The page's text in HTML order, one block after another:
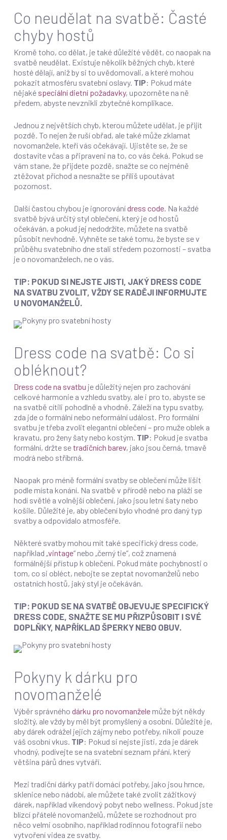
Co neudělat na svatbě: Časté
chyby hostů
Kromě toho, co dělat, je také důležité vědět, co naopak na
svatbě neudělat. Existuje několik běžných chyb, které
hosté dělají, aniž by si to uvědomovali, a které mohou
pokazit atmosféru svatební oslavy. TIP: Pokud máte
nějaké speciální dietní požadavky, upozorněte na ně
předem, abyste nevznikli zbytečné komplikace.
Jednou z největších chyb, kterou můžete udělat, je přijít
pozdě. To nejen že ruší obřad, ale také může zklamat
novomanžele, kteří vás očekávají. Ujistěte se, že se
dostavíte včas a připraveni na to, co vás čeká. Pokud se
vám stane, že přijdete pozdě, snažte se co nejméně
ztěžovat příchod a nesnažte se příliš upoutávat
pozornost.
Další častou chybou je ignorovánídress code. Na každé
svatbě bývá určitý styl oblečení, který je od hostů
očekáván, a pokud jej nedodržíte, můžete na svatbě
působit nevhodně. Vyhněte se také tomu, že byste se v
průběhu svatebního dne stali středem pozornosti – svatba
je o novomanželech, ne o vás.
TIP: POKUD SI NEJSTE JISTI, JAKÝ DRESS CODE
NA SVATBU ZVOLIT, VŽDY SE RADĚJI INFORMUJTE
U NOVOMANŽELŮ.
Dress code na svatbě: Co si
obléknout?
Dress code na svatbu je důležitý nejen pro zachování
celkové harmonie a vzhledu svatby, ale i pro to, abyste se
na svatbě cítili pohodlně a vhodně. Záleží na typu svatby,
zda jde o formální nebo neformální událost. Pro formální
svatbu je třeba zvolit elegantní oblečení – pro muže oblek a
kravatu, pro ženy šaty nebo kostým. TIP: Pokud je svatba
formální, držte setradičních barev, jako jsou černá, tmavě
modrá nebo stříbrná.
Naopak pro méně formální svatby se oblečení může lišit
podle místa konání. Na svatbě v přírodě nebo na pláži se
hodí světlé a volnější oblečení, jako jsou letní šaty nebo
košile. Důležité je, aby oblečení bylo vhodné pro daný typ
svatby a odpovídalo atmosféře.
Některé svatby mohou mít také specifický dress code,
například „vintage“ nebo „černý tie“, což znamená
formálnější přístup k oblečení. Pokud máte pochybnosti o
tom, co si obléct, nebojte se zeptat novomanželů nebo
ostatních hostů, jaký styl je očekáván.
TIP: POKUD SE NA SVATBĚ OBJEVUJE SPECIFICKÝ
DRESS CODE, SNAŽTE SE MU PŘIZPŮSOBIT I SVÉ
DOPLŇKY, NAPŘÍKLAD ŠPERKY NEBO OBUV.
Pokyny k dárku pro
novomanželé
Výběr správného dárku pro novomanželemůže být někdy
složitý, ale vždy by měl být promyšlený a osobní. Důležité je,
aby dárek odrážel jejich zájmy nebo potřeby, nikoli pouze
váš osobní vkus. TIP: Pokud si nejste jisti, zda je dárek
vhodný, podívejte se na svatební seznam přání, který
většina párů dnes vytváří.
Mezi tradiční dárky patří domácí potřeby, jako jsou hrnce,
sklenice nebo nádobí, ale můžete také zvolit zážitkový
dárek, například víkendový pobyt nebo wellness. Pokud jste
blízcí přátelé novomanželů, můžete se rozhodnout pro
něco velmi osobního, například rodinnou fotografii nebo
vytvoření videa ze svatby.